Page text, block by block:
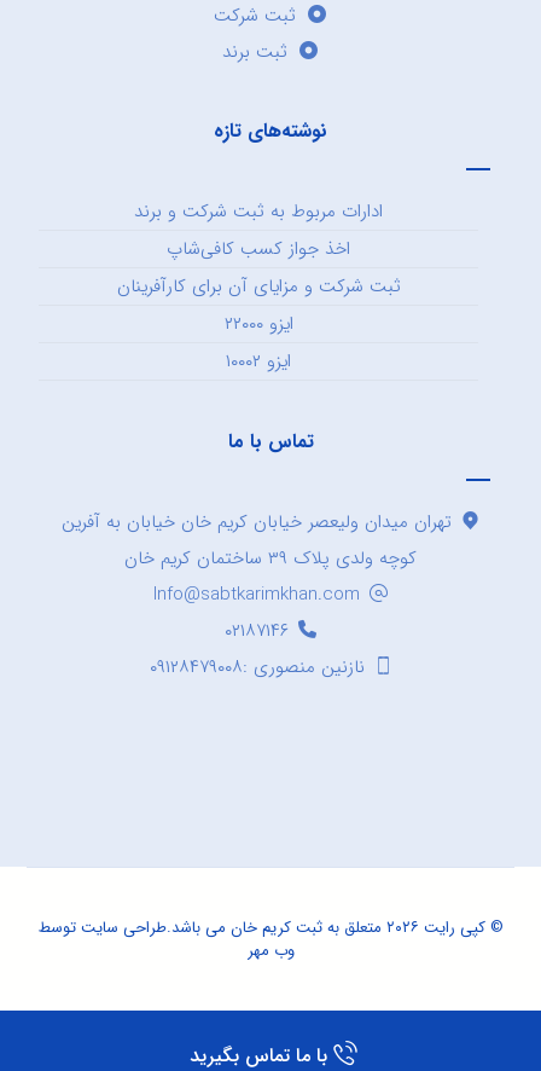
ثبت شرکت
ثبت برند
نوشته‌های تازه
ادارات مربوط به ثبت شرکت و برند
اخذ جواز کسب کافی‌شاپ
ثبت شرکت و مزایای آن برای کارآفرینان
ایزو ۲۲۰۰۰
ایزو ۱۰۰۰۲
تماس با ما
تهران میدان ولیعصر خیابان کریم خان خیابان به آفرین
کوچه ولدی پلاک ۳۹ ساختمان کریم خان
Info@sabtkarimkhan.com
۰۲۱۸۷۱۴۶
نازنین منصوری :۰۹۱۲۸۴۷۹۰۰۸
© کپی رایت ۲۰۲۶ متعلق به ثبت کریم خان می باشد. طراحی سایتتوسط
وب مهر
با ما تماس بگیرید